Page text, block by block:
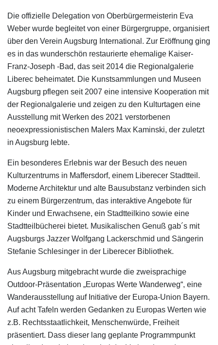
Die offizielle Delegation von Oberbürgermeisterin Eva
Weber wurde begleitet von einer Bürgergruppe, organisiert
über den Verein Augsburg International. Zur Eröffnung ging
es in das wunderschön restaurierte ehemalige Kaiser-
Franz-Joseph -Bad, das seit 2014 die Regionalgalerie
Liberec beheimatet. Die Kunstsammlungen und Museen
Augsburg pflegen seit 2007 eine intensive Kooperation mit
der Regionalgalerie und zeigen zu den Kulturtagen eine
Ausstellung mit Werken des 2021 verstorbenen
neoexpressionistischen Malers Max Kaminski, der zuletzt
in Augsburg lebte.
Ein besonderes Erlebnis war der Besuch des neuen
Kulturzentrums in Maffersdorf, einem Liberecer Stadtteil.
Moderne Architektur und alte Bausubstanz verbinden sich
zu einem Bürgerzentrum, das interaktive Angebote für
Kinder und Erwachsene, ein Stadtteilkino sowie eine
Stadtteilbücherei bietet. Musikalischen Genuß gab´s mit
Augsburgs Jazzer Wolfgang Lackerschmid und Sängerin
Stefanie Schlesinger in der Liberecer Bibliothek.
Aus Augsburg mitgebracht wurde die zweisprachige
Outdoor-Präsentation „Europas Werte Wanderweg“, eine
Wanderausstellung auf Initiative der Europa-Union Bayern.
Auf acht Tafeln werden Gedanken zu Europas Werten wie
z.B. Rechtsstaatlichkeit, Menschenwürde, Freiheit
präsentiert. Dass dieser lang geplante Programmpunkt